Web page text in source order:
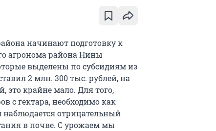
начинают подготовку к
агронома района Нины
выделены по субсидиям из
2 млн. 300 тыс. рублей, на
это крайне мало. Для того,
с гектара, необходимо как
отрицательный
в почве. С урожаем мы